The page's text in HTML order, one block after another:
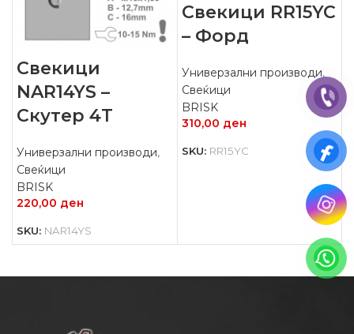
Свекици
NAR14YS –
Скутер 4Т
Универзални производи,
Свеќици
BRISK
220,00 ден
SKU: NAR14YS
Свекици RR15YC
– Форд
Универзални производи,
Свеќици
BRISK
310,00 ден
SKU: RR15YC